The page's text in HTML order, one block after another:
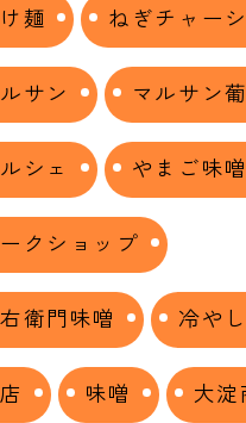
麺 ねぎチャー
サン マルサン
シェ やまご味噌
クショップ
衛門味噌 冷や
味噌 大淀